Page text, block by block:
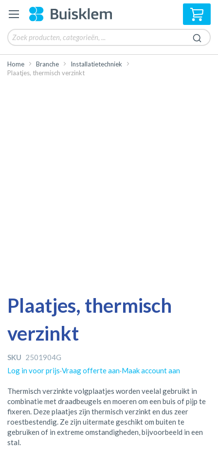
Home Branche
Installatietechniek
Plaatjes, thermisch verzinkt
Plaatjes, thermisch
verzinkt
SKU 2501904G
Log in voor prijs·Vraag offerte aan·Maak account aan
Thermisch verzinkte volgplaatjes worden veelal gebruikt in
combinatie met draadbeugels en moeren om een buis of pijp te
fixeren. Deze plaatjes zijn thermisch verzinkt en dus zeer
roestbestendig. Ze zijn uitermate geschikt om buiten te
gebruiken of in extreme omstandigheden, bijvoorbeeld in een
stal.
naar
van
afbeeldingen-
gallerij
naar
van
afbeeldingen-
gallerij